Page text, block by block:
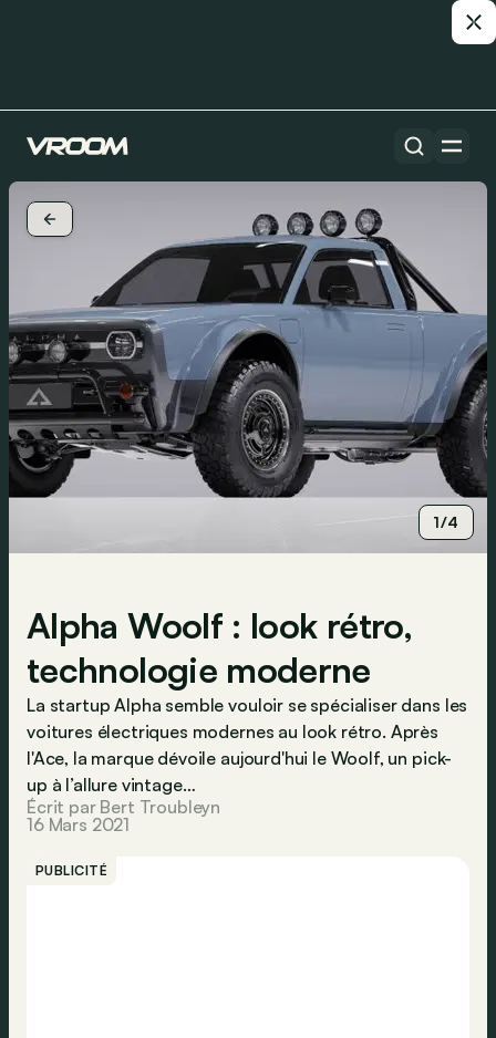
1/4
Alpha Woolf : look rétro,
technologie moderne
La startup Alpha semble vouloir se spécialiser dans les
voitures électriques modernes au look rétro. Après
l'Ace, la marque dévoile aujourd'hui le Woolf, un pick-
up à l’allure vintage…
Écrit par Bert Troubleyn
16 Mars 2021
PUBLICITÉ